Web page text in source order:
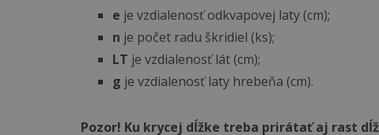
e je vzdialenosť odkvapovej laty (cm);
n je počet radu škridiel (ks);
LT je vzdialenosť lát (cm);
g je vzdialenosť laty hrebeňa (cm).
Pozor! Ku krycej dĺžke treba prirátať aj rast